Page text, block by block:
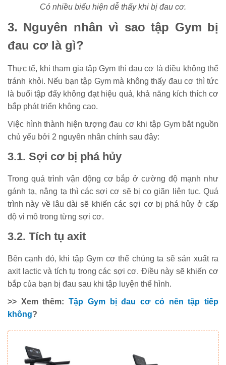
Có nhiều biểu hiện dễ thấy khi bị đau cơ.
3. Nguyên nhân vì sao tập Gym bị
đau cơ là gì?
Thực tế, khi tham gia tập Gym thì đau cơ là điều không thể
tránh khỏi. Nếu bạn tập Gym mà không thấy đau cơ thì tức
là buổi tập đấy không đạt hiệu quả, khả năng kích thích cơ
bắp phát triển không cao.
Việc hình thành hiện tượng đau cơ khi tập Gym bắt nguồn
chủ yếu bởi 2 nguyên nhân chính sau đây:
3.1. Sợi cơ bị phá hủy
Trong quá trình vận động cơ bắp ở cường độ mạnh như
gánh tạ, nâng tạ thì các sợi cơ sẽ bị co giãn liên tục. Quá
trình này về lâu dài sẽ khiến các sợi cơ bị phá hủy ở cấp
độ vi mô trong từng sợi cơ.
3.2. Tích tụ axit
Bên cạnh đó, khi tập Gym cơ thể chúng ta sẽ sản xuất ra
axit lactic và tích tụ trong các sợi cơ. Điều này sẽ khiến cơ
bắp của bạn bị đau sau khi tập luyện thể hình.
>> Xem thêm:Tập Gym bị đau cơ có nên tập tiếp
không?